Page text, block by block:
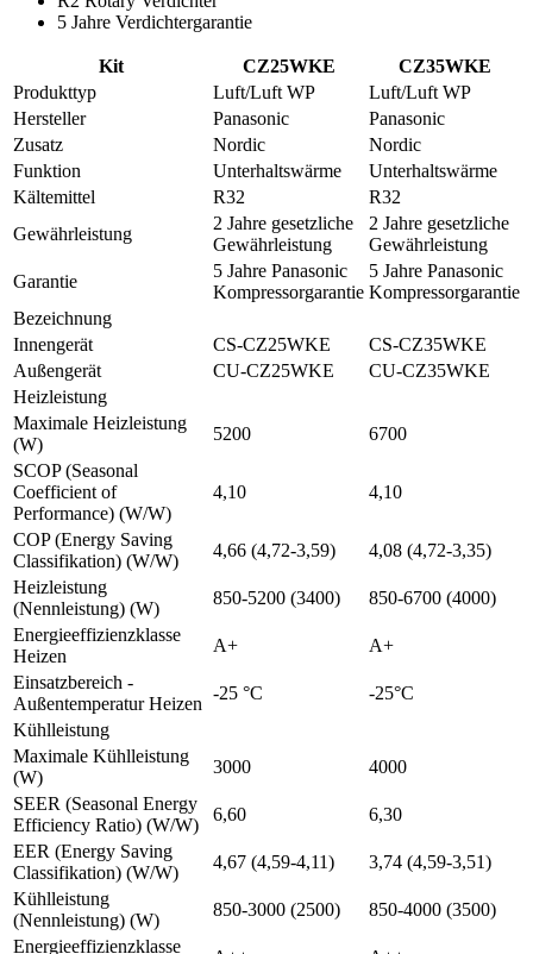
5 Jahre Verdichtergarantie
Kit CZ25WKE
CZ35WKE
Produkttyp
Luft/Luft WP
Luft/Luft WP
Hersteller
Panasonic
Panasonic
Zusatz
Nordic
Nordic
Funktion
Unterhaltswärme
Unterhaltswärme
Kältemittel
R32
R32
Gewährleistung
2 Jahre gesetzliche
Gewährleistung
2 Jahre gesetzliche
Gewährleistung
Garantie
5 Jahre Panasonic
Kompressorgarantie
5 Jahre Panasonic
Kompressorgarantie
Bezeichnung
Innengerät
CS-CZ25WKE
CS-CZ35WKE
Außengerät
CU-CZ25WKE
CU-CZ35WKE
Heizleistung
Maximale Heizleistung
(W)
5200
6700
SCOP (Seasonal
Coefficient of
Performance) (W/W)
4,10 4,10
COP (Energy Saving
Classifikation) (W/W)
4,66 (4,72-3,59)
4,08 (4,72-3,35)
Heizleistung
(Nennleistung) (W)
850-5200 (3400)
850-6700 (4000)
Energieeffizienzklasse
Heizen
A+
A+
Einsatzbereich -
Außentemperatur Heizen
-25 °C
-25°C
Kühlleistung
Maximale Kühlleistung
(W)
3000
4000
SEER (Seasonal Energy
Efficiency Ratio) (W/W)
6,60
6,30
EER (Energy Saving
Classifikation) (W/W)
4,67 (4,59-4,11)
3,74 (4,59-3,51)
Kühlleistung
(Nennleistung) (W)
850-3000 (2500)
850-4000 (3500)
Energieeffizienzklasse